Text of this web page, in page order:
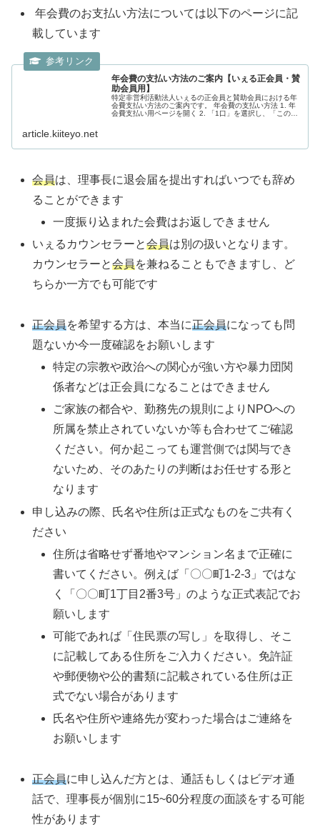
年会費のお支払い方法については以下のページに記
載しています
年会費の支払い方法のご案内【いぇる正会員・賛
助会員用】
特定非営利活動法人いぇるの正会員と賛助会員における年
会費支払い方法のご案内です。 年会費の支払い方法 1. 年
会費支払い用ページを開く 2. 「1口」を選択し、「このプ
article.kiiteyo.net
会員は、理事長に退会届を提出すればいつでも辞め
ることができます
一度振り込まれた会費はお返しできません
いぇるカウンセラーと会員は別の扱いとなります。
カウンセラーと会員を兼ねることもできますし、ど
ちらか一方でも可能です
正会員を希望する方は、本当に正会員になっても問
題ないか今一度確認をお願いします
特定の宗教や政治への関心が強い方や暴力団関
係者などは正会員になることはできません
ご家族の都合や、勤務先の規則によりNPOへの
所属を禁止されていないか等も合わせてご確認
ください。何か起こっても運営側では関与でき
ないため、そのあたりの判断はお任せする形と
なります
申し込みの際、氏名や住所は正式なものをご共有く
ださい
住所は省略せず番地やマンション名まで正確に
書いてください。例えば「〇〇町1-2-3」ではな
く「〇〇町1丁目2番3号」のような正式表記でお
願いします
可能であれば「住民票の写し」を取得し、そこ
に記載してある住所をご入力ください。免許証
や郵便物や公的書類に記載されている住所は正
式でない場合があります
氏名や住所や連絡先が変わった場合はご連絡を
お願いします
正会員に申し込んだ方とは、通話もしくはビデオ通
話で、理事長が個別に15~60分程度の面談をする可能
性があります